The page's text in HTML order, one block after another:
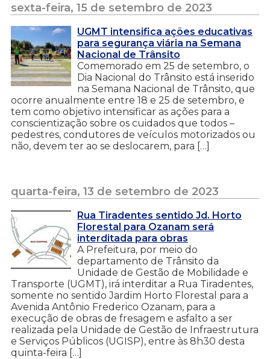
sexta-feira, 15 de setembro de 2023
UGMT intensifica ações educativas
para segurança viária na Semana
Nacional de Trânsito
Comemorado em 25 de setembro, o
Dia Nacional do Trânsito está inserido
na Semana Nacional de Trânsito, que
ocorre anualmente entre 18 e 25 de setembro, e
tem como objetivo intensificar as ações para a
conscientização sobre os cuidados que todos –
pedestres, condutores de veículos motorizados ou
não, devem ter ao se deslocarem, para […]
quarta-feira, 13 de setembro de 2023
Rua Tiradentes sentido Jd. Horto
Florestal para Ozanam será
interditada para obras
A Prefeitura, por meio do
departamento de Trânsito da
Unidade de Gestão de Mobilidade e
Transporte (UGMT), irá interditar a Rua Tiradentes,
somente no sentido Jardim Horto Florestal para a
Avenida Antônio Frederico Ozanam, para a
execução de obras de fresagem e asfalto a ser
realizada pela Unidade de Gestão de Infraestrutura
e Serviços Públicos (UGISP), entre às 8h30 desta
quinta-feira […]